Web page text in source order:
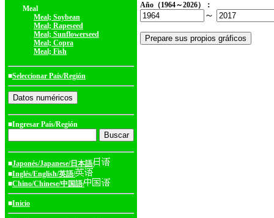
Meal
Meal; Soybean
Meal; Rapeseed
Meal; Sunflowerseed
Meal; Copra
Meal; Fish
■Seleccionar País/Región
■Ingresar País/Región
■Japonés/Japanese/日本語/
■Inglés/English/英語/
■Chino/Chinese/中国語/
■Inicio
Año（1964～2026）：
～